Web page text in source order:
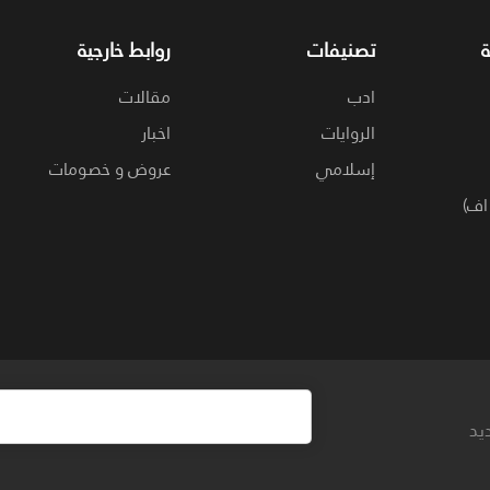
تصنيفات
ادب
الروايات
إسلامي
روابط خارجية
مقالات
اخبار
عروض و خصومات